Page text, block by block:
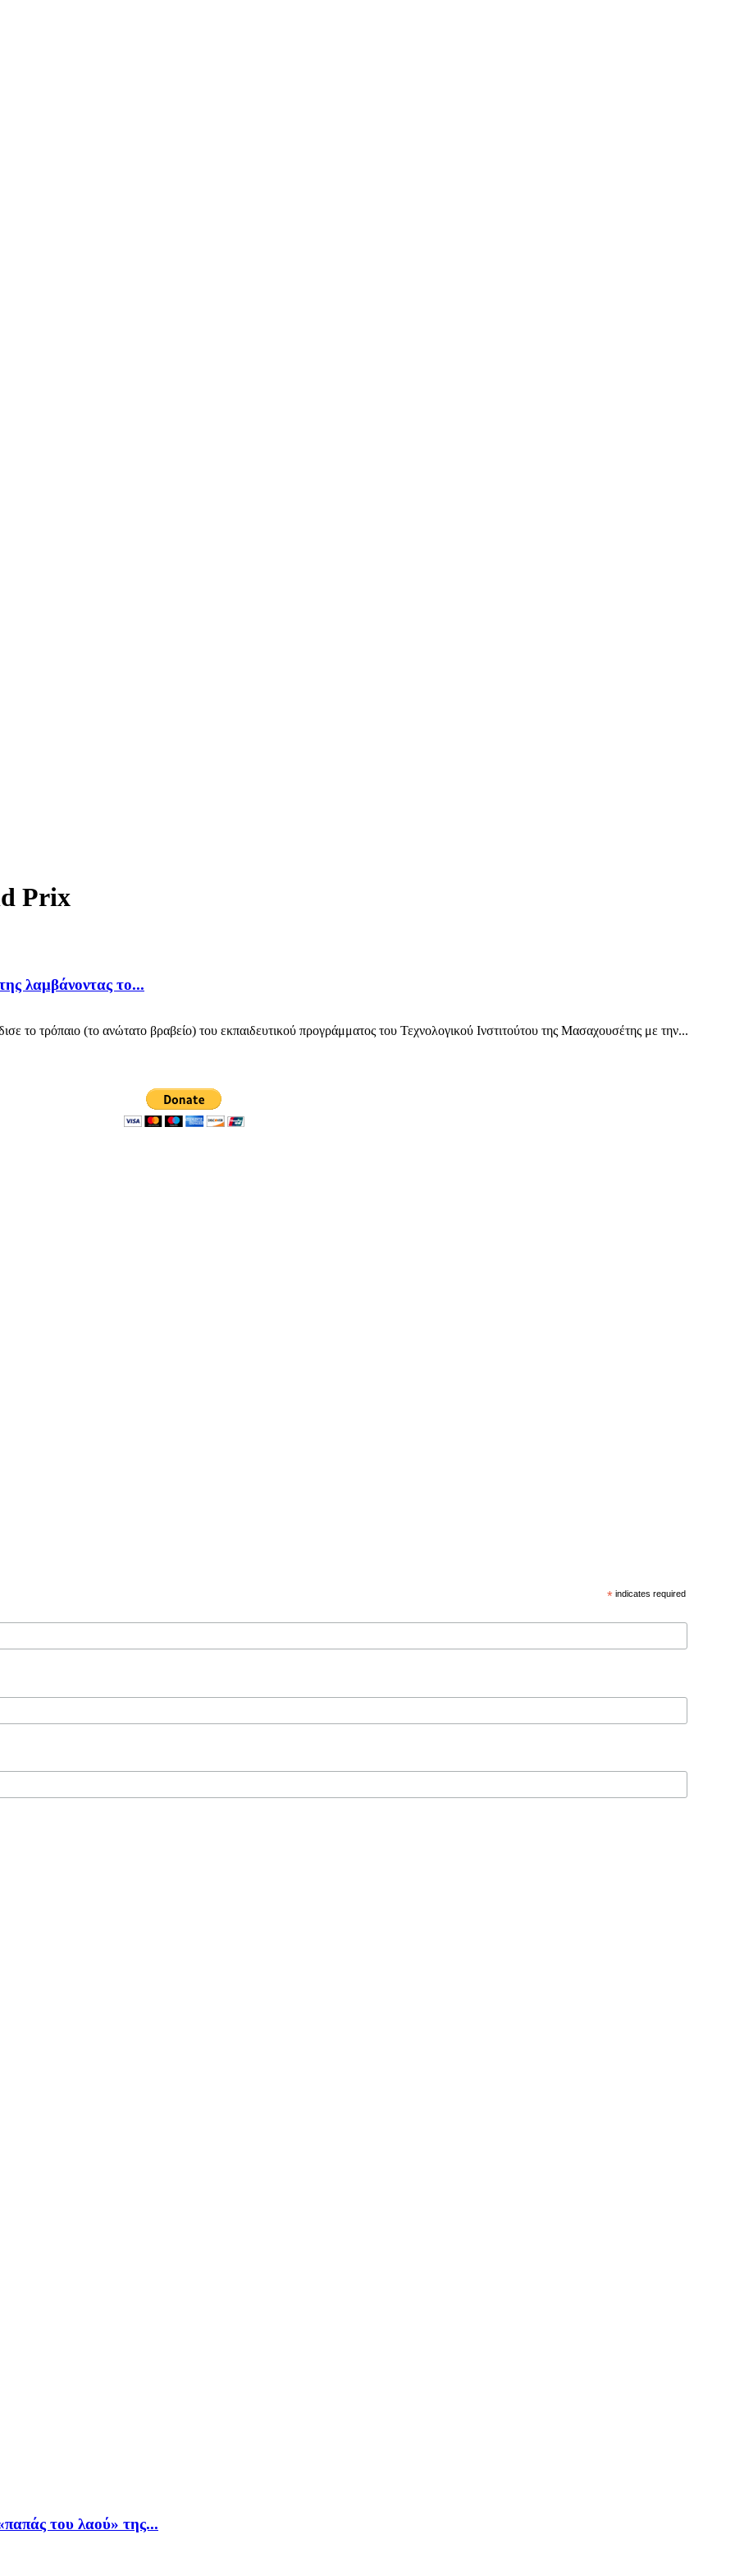
Prix
λαμβάνοντας το...
τρόπαιο (το ανώτατο βραβείο) του εκπαιδευτικού προγράμματος του Τεχνολογικού Ινστιτούτου της Μασαχουσέτης με την...
* indicates required
του λαού» της...